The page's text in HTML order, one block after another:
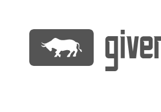
содержимому